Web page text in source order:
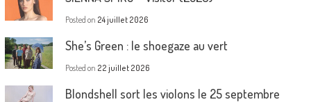
Posted on 24 juillet 2026
She’s Green : le shoegaze au vert
Posted on 22 juillet 2026
Blondshell sort les violons le 25 septembre